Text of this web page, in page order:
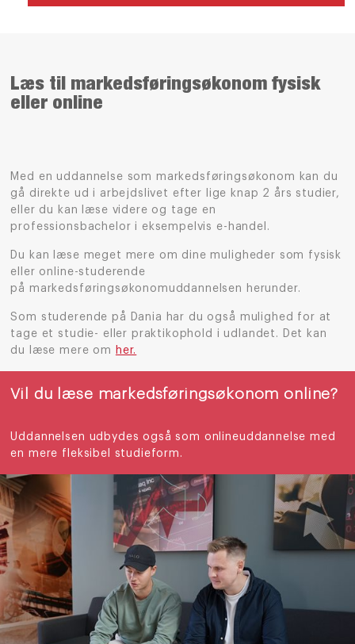
Læs til markedsføringsøkonom fysisk
eller online
Med en uddannelse som markedsføringsøkonom kan du
gå direkte ud i arbejdslivet efter lige knap 2 års studier,
eller du kan læse videre og tage en
professionsbachelor i eksempelvis e-handel.
Du kan læse meget mere om dine muligheder som fysisk
eller online-studerende
på markedsføringsøkonomuddannelsen herunder.
Som studerende på Dania har du også mulighed for at
tage et studie- eller praktikophold i udlandet. Det kan
du læse mere om
her.
Vil du læse markedsføringsøkonom online?
Uddannelsen udbydes også som onlineuddannelse med
en mere fleksibel studieform.